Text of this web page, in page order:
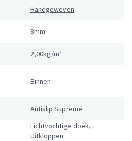
Handgeweven
8mm
2,00kg/m²
Binnen
Antislip Supreme
Lichtvochtige doek,
Uitkloppen